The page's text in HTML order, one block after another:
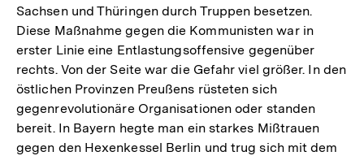
Sachsen und Thüringen durch Truppen besetzen.
Diese Maßnahme gegen die Kommunisten war in
erster Linie eine Entlastungsoffensive gegenüber
rechts. Von der Seite war die Gefahr viel größer. In den
östlichen Provinzen Preußens rüsteten sich
gegenrevolutionäre Organisationen oder standen
bereit. In Bayern hegte man ein starkes Mißtrauen
gegen den Hexenkessel Berlin und trug sich mit dem